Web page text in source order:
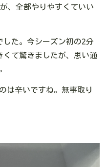
、全部やりやすくていい
た。今シーズン初の2分
て驚きましたが、思い通
は辛いですね。無事取り